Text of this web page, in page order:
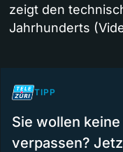
zeigt den
Jahrhunderts
TIPP
Sie wollen
verpassen?